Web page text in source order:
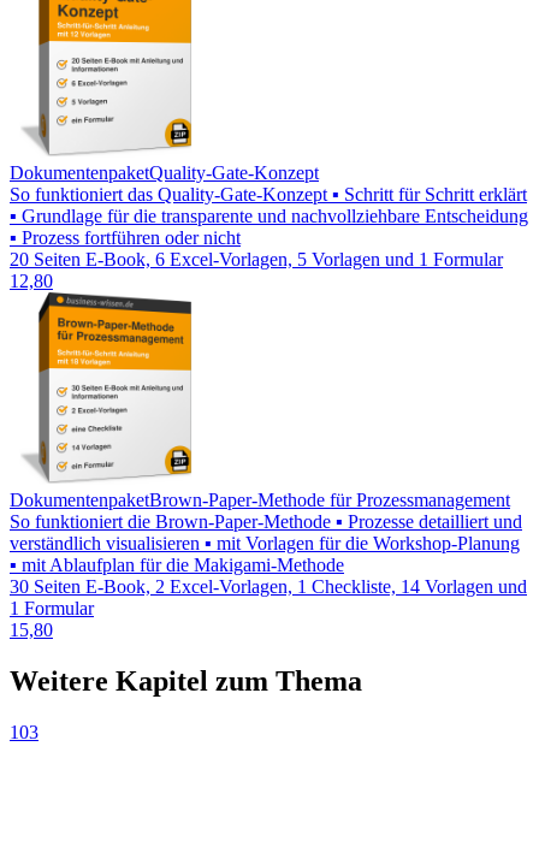
DokumentenpaketQuality-Gate-Konzept
So funktioniert das Quality-Gate-Konzept ▪ Schritt für Schritt erklärt
▪ Grundlage für die transparente und nachvollziehbare Entscheidung
▪ Prozess fortführen oder nicht
20 Seiten E-Book, 6 Excel-Vorlagen, 5 Vorlagen und 1 Formular
12,80
DokumentenpaketBrown-Paper-Methode für Prozessmanagement
So funktioniert die Brown-Paper-Methode ▪ Prozesse detailliert und
verständlich visualisieren ▪ mit Vorlagen für die Workshop-Planung
▪ mit Ablaufplan für die Makigami-Methode
30 Seiten E-Book, 2 Excel-Vorlagen, 1 Checkliste, 14 Vorlagen und
1 Formular
15,80
Weitere Kapitel zum Thema
103